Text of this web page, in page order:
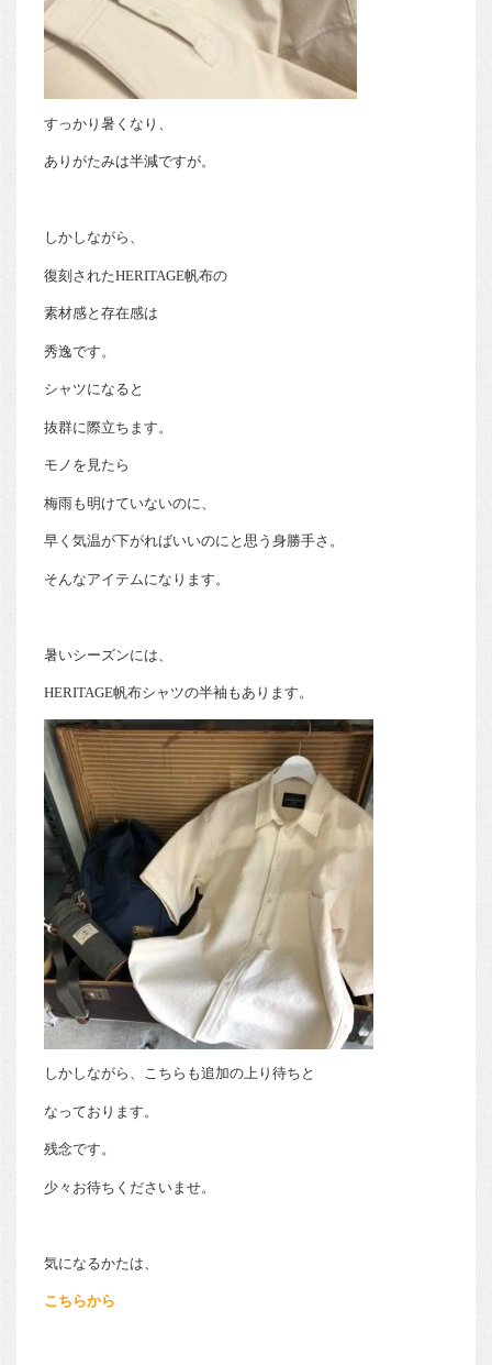
すっかり暑くなり、
ありがたみは半減ですが。
しかしながら、
復刻されたHERITAGE帆布の
素材感と存在感は
秀逸です。
シャツになると
抜群に際立ちます。
モノを見たら
梅雨も明けていないのに、
早く気温が下がればいいのにと思う身勝手さ。
そんなアイテムになります。
暑いシーズンには、
HERITAGE帆布シャツの半袖もあります。
しかしながら、こちらも追加の上り待ちと
なっております。
残念です。
少々お待ちくださいませ。
気になるかたは、
こちらから